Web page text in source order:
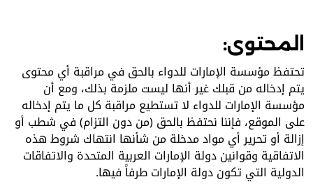
المحتوى:
تحتفظ مؤسسة الإمارات للدواء بالحق في مراقبة أي محتوى
يتم إدخاله من قبلك غير أنها ليست ملزمة بذلك، ومع أن
مؤسسة الإمارات للدواء لا تستطيع مراقبة كل ما يتم إدخاله
على الموقع، فإننا نحتفظ بالحق (من دون التزام) في شطب أو
إزالة أو تحرير أي مواد مدخلة من شأنها انتهاك شروط هذه
الاتفاقية وقوانين دولة الإمارات العربية المتحدة والاتفاقات
الدولية التي تكون دولة الإمارات طرفاً فيها.